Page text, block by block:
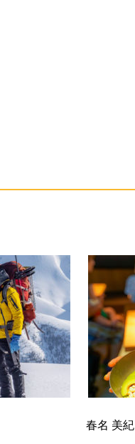
春名 美紀